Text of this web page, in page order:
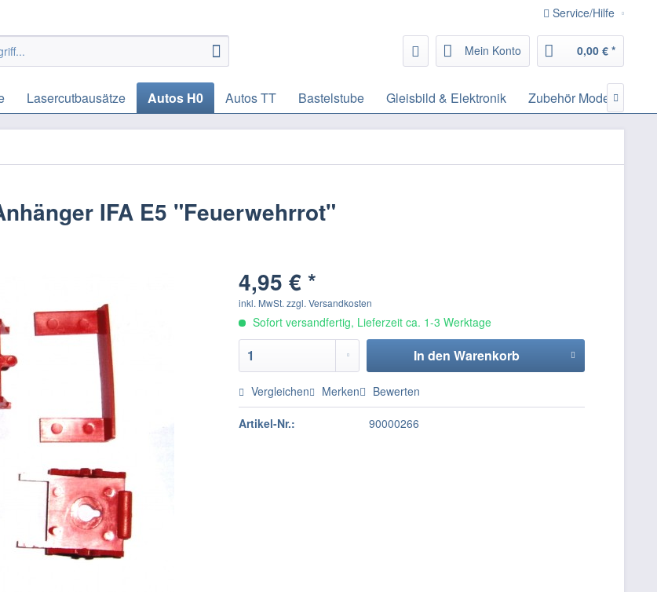
Service/Hilfe
Mein Konto 0,00 € *
Lasercutbausätze Autos H0 Autos TT Bastelstube Gleisbild & Elektronik Zubehör 
IFA E5 "Feuerwehrrot"
4,95 € *
inkl. MwSt.zzgl. Versandkosten
Sofort versandfertig, Lieferzeit ca. 1-3 Werktage
In den Warenkorb
Vergleichen Merken Bewerten
Artikel-Nr.: 90000266